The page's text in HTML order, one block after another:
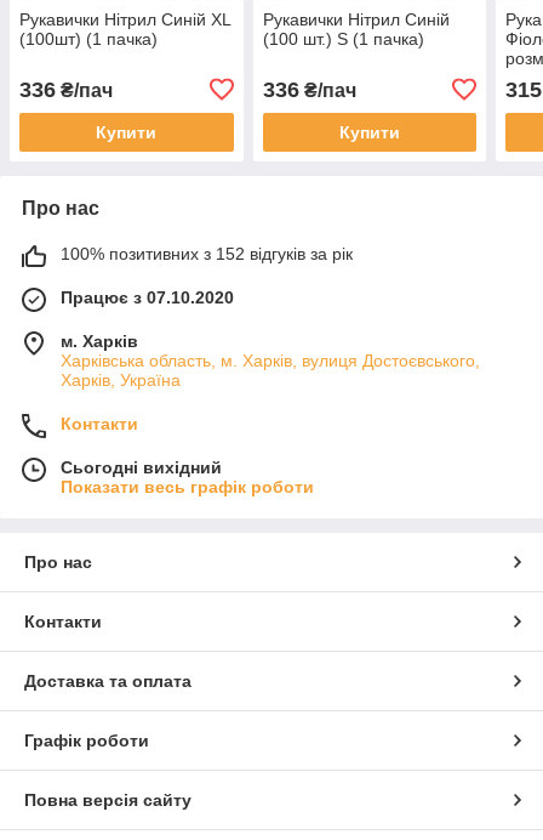
Рукавички Нітрил Синій XL
(100шт) (1 пачка)
336 ₴/пач
Купити
Рукавички Нітрил Синій
(100 шт.) S (1 пачка)
336₴/пач
Купити
315
Про нас
100% позитивних з 152 відгуків за рік
Працює з 07.10.2020
м. Харків
Харківська область, м. Харків, вулиця Достоєвського,
Харків, Україна
Контакти
Сьогодні вихідний
Показати весь графік роботи
Про нас
Контакти
Доставка та оплата
Графік роботи
Повна версія сайту